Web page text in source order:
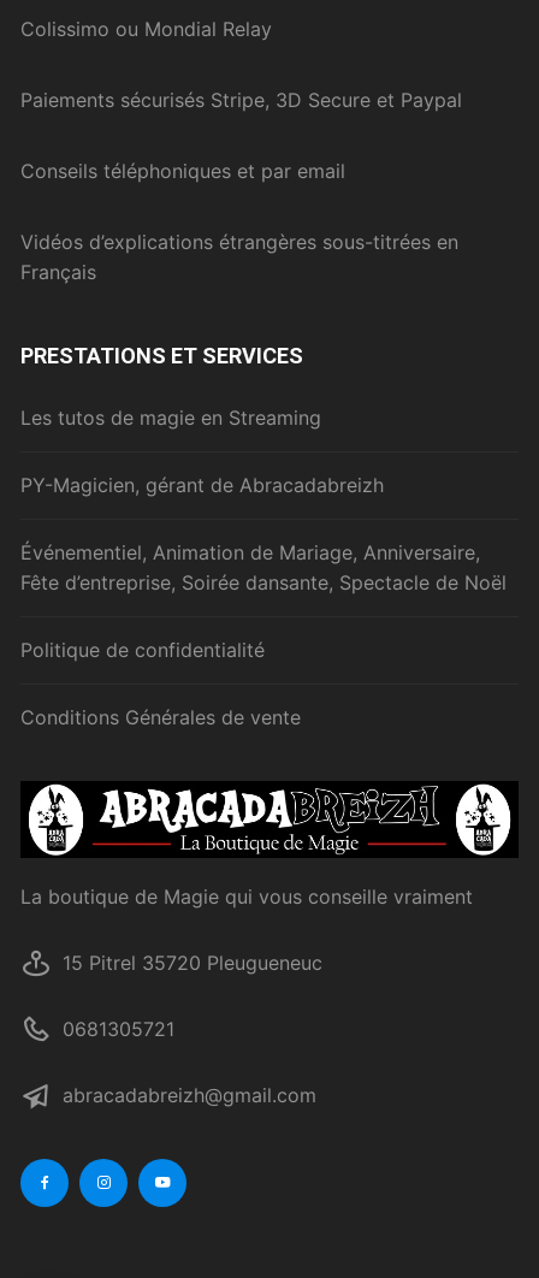
Colissimo ou Mondial Relay
Paiements sécurisés Stripe, 3D Secure et Paypal
Conseils téléphoniques et par email
Vidéos d’explications étrangères sous-titrées en
Français
PRESTATIONS ET SERVICES
Les tutos de magie en Streaming
PY-Magicien, gérant de Abracadabreizh
Événementiel, Animation de Mariage, Anniversaire,
Fête d’entreprise, Soirée dansante, Spectacle de Noël
Politique de confidentialité
Conditions Générales de vente
La boutique de Magie qui vous conseille vraiment
15 Pitrel 35720 Pleugueneuc
0681305721
abracadabreizh@gmail.com